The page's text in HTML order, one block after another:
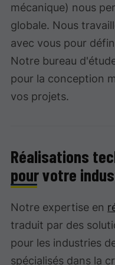
mécanique) nous
globale. Nous
avec vous pour
Notre bureau
pour la conception
vos projets.
Réalisations
pour votre
Notre expertise en
traduit par des
pour les industries
spécialisés dans la